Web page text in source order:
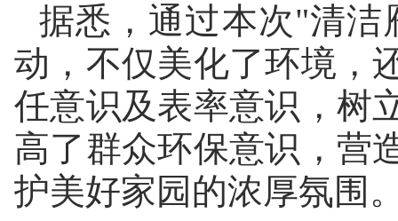
据悉，通过本次"清洁
动，不仅美化了环境，
任意识及表率意识，树
高了群众环保意识，营
护美好家园的浓厚氛围